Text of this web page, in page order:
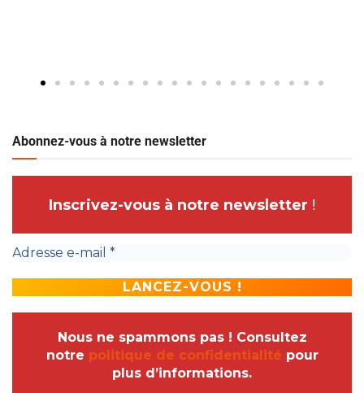
Abonnez-vous à notre newsletter
Inscrivez-vous à notre newsletter !
Nous ne spammons pas ! Consultez
notre politique de confidentialité pour
plus d’informations.